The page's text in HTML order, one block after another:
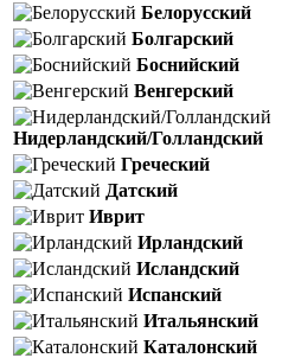
Белорусский
Болгарский
Боснийский
Венгерский
Нидерландский/Голландский
Греческий
Датский
Иврит
Ирландский
Исландский
Испанский
Итальянский
Каталонский